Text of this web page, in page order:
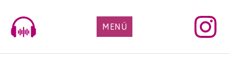
content
MENÜ